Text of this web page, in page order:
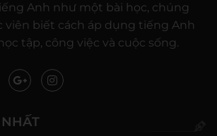
Anh như một bài học, chúng
viên biết cách áp dụng tiếng Anh
tập, công việc và cuộc sống.